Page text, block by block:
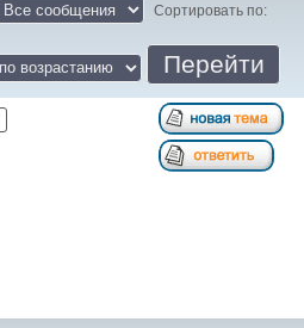
Сортировать по: